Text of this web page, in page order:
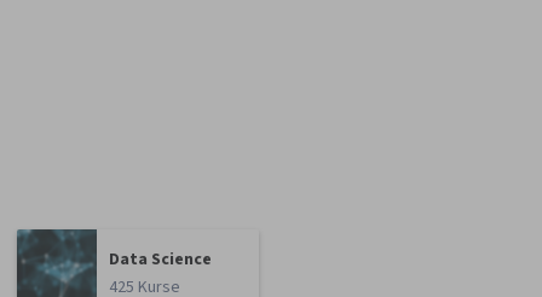
Data Science
425 Kurse